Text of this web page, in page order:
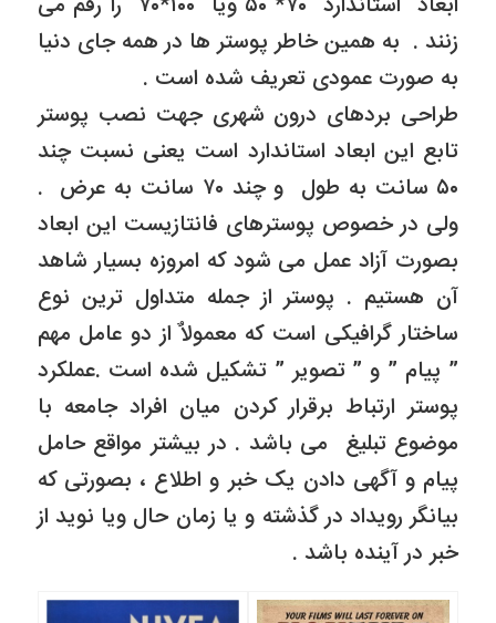
زنند . به همین خاطر پوستر ها در همه جای دنیا
به صورت عمودی تعریف شده است .
طراحی بردهای درون شهری جهت نصب پوستر
تابع این ابعاد استاندارد است یعنی نسبت چند
۵۰ سانت به طول و چند ۷۰ سانت به عرض .
ولی در خصوص پوسترهای فانتازیست این ابعاد
بصورت آزاد عمل می شود که امروزه بسیار شاهد
آن هستیم . پوستر از جمله متداول ترین نوع
ساختار گرافیکی است که معمولاٌ از دو عامل مهم
” پیام ” و ” تصویر ” تشکیل شده است .عملکرد
پوستر ارتباط برقرار کردن میان افراد جامعه با
موضوع تبلیغ می باشد . در بیشتر مواقع حامل
پیام و آگهی دادن یک خبر و اطلاع ، بصورتی که
بیانگر رویداد در گذشته و یا زمان حال ویا نوید از
خبر در آینده باشد .